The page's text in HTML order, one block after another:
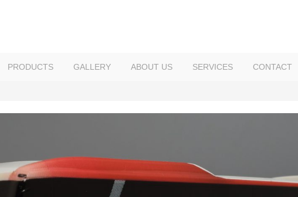
PRODUCTS GALLERY ABOUT US SERVICES CONTACT